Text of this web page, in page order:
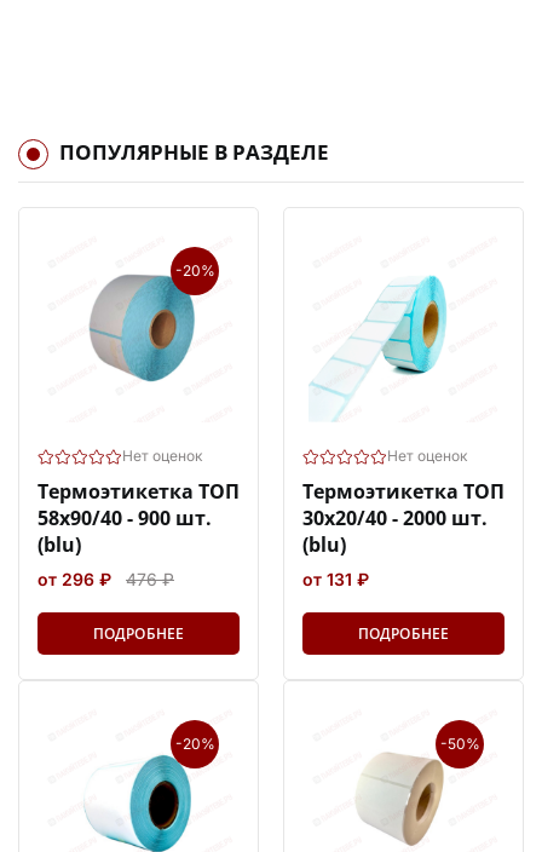
ПОПУЛЯРНЫЕ В РАЗДЕЛЕ
-20%
Нет оценок
Термоэтикетка ТОП
58х90/40 - 900 шт.
(blu)
от 296 ₽ 476 ₽
ПОДРОБНЕЕ
Нет оценок
Термоэтикетка ТОП
30х20/40 - 2000 шт.
(blu)
от 131 ₽
ПОДРОБНЕЕ
-20% -50%